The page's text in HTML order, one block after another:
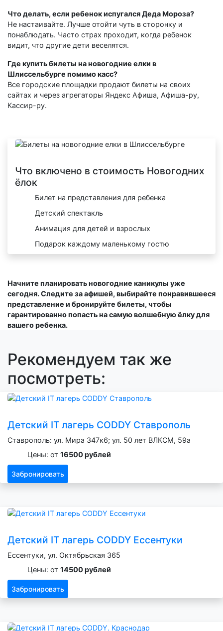
Что делать, если ребенок испугался Деда Мороза?
Не настаивайте. Лучше отойти чуть в сторонку и
понаблюдать. Часто страх проходит, когда ребенок
видит, что другие дети веселятся.
Где купить билеты на новогодние елки в
Шлиссельбурге помимо касс?
Все городские площадки продают билеты на своих
сайтах и через агрегаторы Яндекс Афиша, Афиша-ру,
Кассир-ру.
Что включено в стоимость Новогодних
ёлок
Билет на представления для ребенка
Детский спектакль
Анимация для детей и взрослых
Подарок каждому маленькому гостю
Начните планировать новогодние каникулы уже
сегодня. Следите за афишей, выбирайте понравившееся
представление и бронируйте билеты, чтобы
гарантированно попасть на самую волшебную ёлку для
вашего ребенка.
Рекомендуем так же
посмотреть:
Детский IT лагерь CODDY Ставрополь
Ставрополь: ул. Мира 347к6; ул. 50 лет ВЛКСМ, 59а
Цены: от 16500 рублей
Забронировать
Детский IT лагерь CODDY Ессентуки
Ессентуки, ул. Октябрьская 365
Цены: от 14500 рублей
Забронировать